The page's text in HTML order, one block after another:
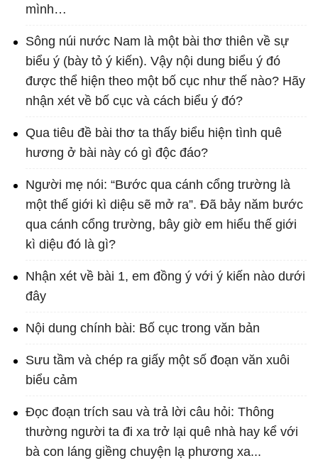
mình…
Sông núi nước Nam là một bài thơ thiên về sự
biểu ý (bày tỏ ý kiến). Vậy nội dung biểu ý đó
được thể hiện theo một bố cục như thế nào? Hãy
nhận xét về bố cục và cách biểu ý đó?
Qua tiêu đề bài thơ ta thấy biểu hiện tình quê
hương ở bài này có gì độc đáo?
Người mẹ nói: “Bước qua cánh cổng trường là
một thế giới kì diệu sẽ mở ra”. Đã bảy năm bước
qua cánh cổng trường, bây giờ em hiểu thế giới
kì diệu đó là gì?
Nhận xét về bài 1, em đồng ý với ý kiến nào dưới
đây
Nội dung chính bài: Bố cục trong văn bản
Sưu tầm và chép ra giấy một số đoạn văn xuôi
biểu cảm
Đọc đoạn trích sau và trả lời câu hỏi: Thông
thường người ta đi xa trở lại quê nhà hay kể với
bà con láng giềng chuyện lạ phương xa...